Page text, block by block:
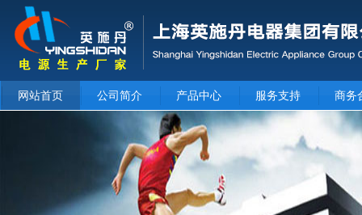
网站首页 公司简介 产品中心 服务支持 商务